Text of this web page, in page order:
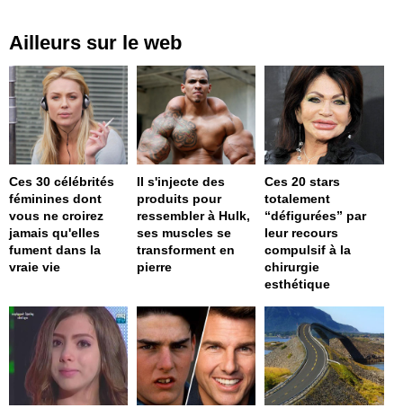
Ailleurs sur le web
Ces 30 célébrités
féminines dont
vous ne croirez
jamais qu'elles
fument dans la
vraie vie
Il s'injecte des
produits pour
ressembler à Hulk,
ses muscles se
transforment en
pierre
Ces 20 stars
totalement
“défigurées” par
leur recours
compulsif à la
chirurgie
esthétique